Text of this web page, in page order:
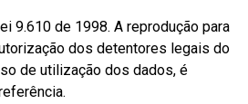
9.610 de 1998. A reprodução para
dos detentores legais do
de utilização dos dados, é